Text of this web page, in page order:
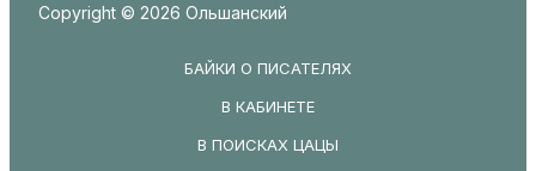
Copyright © 2026 Ольшанский
БАЙКИ О ПИСАТЕЛЯХ
В КАБИНЕТЕ
В ПОИСКАХ ЦАЦЫ